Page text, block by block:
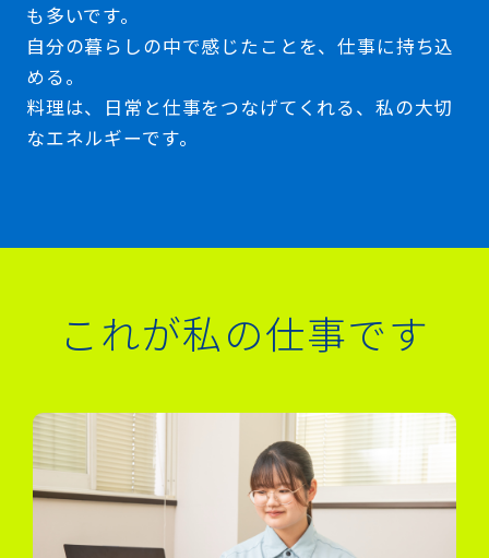
も多いです。
自分の暮らしの中で感じたことを、仕事に持ち込
める。
料理は、日常と仕事をつなげてくれる、私の大切
なエネルギーです。
これが私の仕事です